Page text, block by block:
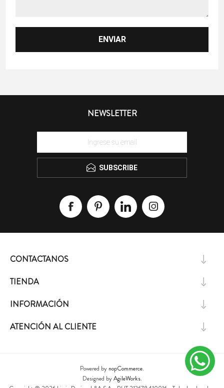
NEWSLETTER
SUBSCRIBE
CONTACTANOS
TIENDA
INFORMACIÓN
ATENCIÓN AL CLIENTE
Powered by nopCommerce.
Designed byAgileWorks.